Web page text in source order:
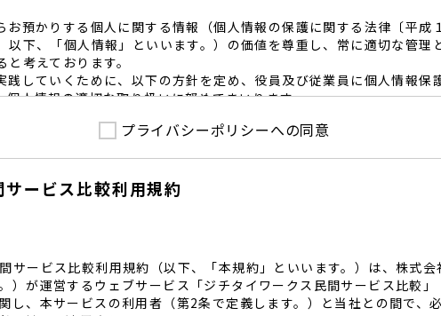
お預かりする個人に関する情報（個人情報の保護に関する法律〔平成
以下、「個人情報」といいます。）の価値を尊重し、常に適切な管理
考えております。
践していくために、以下の方針を定め、役員及び従業員に個人情報保
個人情報の適切な取り扱いに努めてまいります。
護に係る法令その他の規範を遵守するとともに、本ポリシーの内容を
内で適切な取得、利用目的の範囲内で利用を致します。
致します。
る個人情報を正確かつ安全に保つとともに、不正アクセス・紛失・破
内規程を整備し、必要かつ適切な措置を講じます。
護に関する社内のマネジメントシステムを定め、組織体制を整備し
プライバシーポリシーへの同意
ービス比較利用規約
サービス比較利用規約（以下、「本規約」といいます。）は、株式
）が運営するウェブサービス「ジチタイワークス民間サービス比較」
し、本サービスの利用者（第2条で定義します。）と当社との間で、